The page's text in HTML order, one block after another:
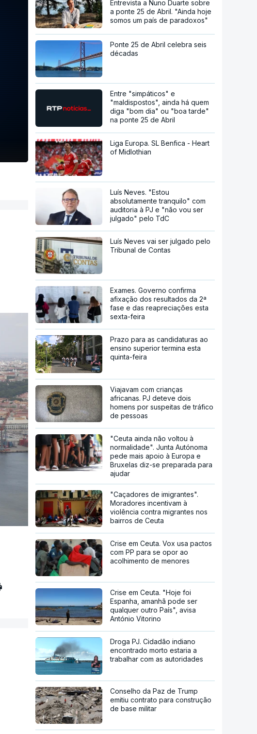
Entrevista a Nuno Duarte sobre
a ponte 25 de Abril. "Ainda hoje
somos um país de paradoxos"
Ponte 25 de Abril celebra seis
décadas
Entre "simpáticos" e
"maldispostos", ainda há quem
diga "bom dia" ou "boa tarde"
na ponte 25 de Abril
Liga Europa. SL Benfica - Heart
of Midlothian
Luís Neves. "Estou
absolutamente tranquilo" com
auditoria à PJ e "não vou ser
julgado" pelo TdC
Luís Neves vai ser julgado pelo
Tribunal de Contas
Exames. Governo confirma
afixação dos resultados da 2ª
fase e das reapreciações esta
sexta-feira
Prazo para as candidaturas ao
ensino superior termina esta
quinta-feira
Viajavam com crianças
africanas. PJ deteve dois
homens por suspeitas de tráfico
de pessoas
"Ceuta ainda não voltou à
normalidade". Junta Autónoma
pede mais apoio à Europa e
Bruxelas diz-se preparada para
ajudar
"Caçadores de imigrantes".
Moradores incentivam à
violência contra migrantes nos
bairros de Ceuta
Crise em Ceuta. Vox usa pactos
com PP para se opor ao
acolhimento de menores
Crise em Ceuta. "Hoje foi
Espanha, amanhã pode ser
qualquer outro País", avisa
António Vitorino
Droga PJ. Cidadão indiano
encontrado morto estaria a
trabalhar com as autoridades
Conselho da Paz de Trump
emitiu contrato para construção
de base militar